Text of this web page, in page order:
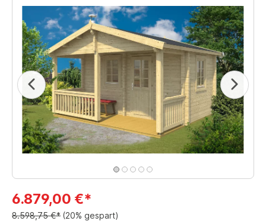
6.879,00 €*
8.598,75 €* (20% gespart)